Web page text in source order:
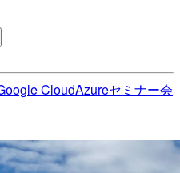
CloudAzureセミナー会